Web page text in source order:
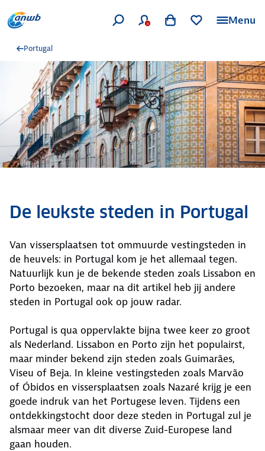
Menu
Portugal
De leukste steden in Portugal
Van vissersplaatsen tot ommuurde vestingsteden in
de heuvels: in Portugal kom je het allemaal tegen.
Natuurlijk kun je de bekende steden zoals Lissabon en
Porto bezoeken, maar na dit artikel heb jij andere
steden in Portugal ook op jouw radar.
Portugal is qua oppervlakte bijna twee keer zo groot
als Nederland. Lissabon en Porto zijn het populairst,
maar minder bekend zijn steden zoals Guimarães,
Viseu of Beja. In kleine vestingsteden zoals Marvão
of Óbidos en vissersplaatsen zoals Nazaré krijg je een
goede indruk van het Portugese leven. Tijdens een
ontdekkingstocht door deze steden in Portugal zul je
alsmaar meer van dit diverse Zuid-Europese land
gaan houden.